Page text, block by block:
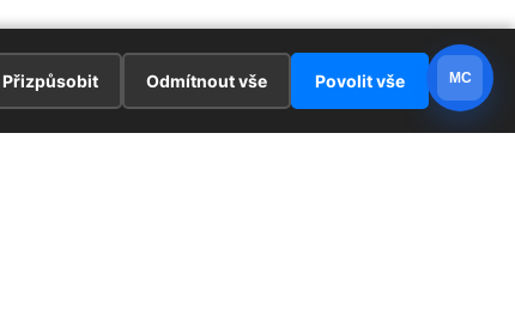
Přizpůsobit Odmítnout vše Povolit vše MC